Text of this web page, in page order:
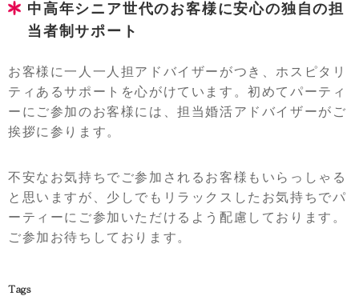
中高年シニア世代のお客様に安心の独自の担
当者制サポート
お客様に一人一人担アドバイザーがつき、ホスピタリ
ティあるサポートを心がけています。初めてパーティ
ーにご参加のお客様には、担当婚活アドバイザーがご
挨拶に参ります。
不安なお気持ちでご参加されるお客様もいらっしゃる
と思いますが、少しでもリラックスしたお気持ちでパ
ーティーにご参加いただけるよう配慮しております。
ご参加お待ちしております。
Tags